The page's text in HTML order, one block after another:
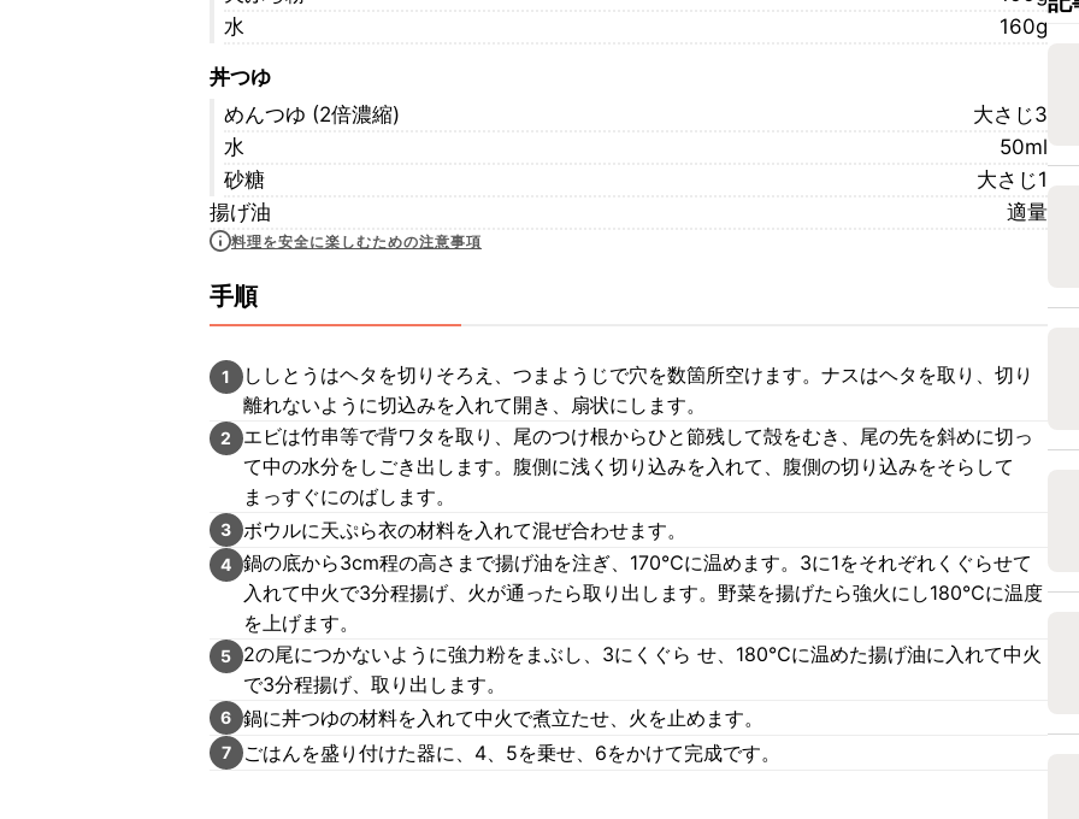
水
160g
丼つゆ
めんつゆ (2倍濃縮)
大さじ3
水
50ml
砂糖
大さじ1
揚げ油
適量
料理を安全に楽しむための注意事項
手順
1
ししとうはヘタを切りそろえ、つまようじで穴を数箇所空けます。ナスはヘタを取り、切り
離れないように切込みを入れて開き、扇状にします。
2
エビは竹串等で背ワタを取り、尾のつけ根からひと節残して殻をむき、尾の先を斜めに切っ
て中の水分をしごき出します。腹側に浅く切り込みを入れて、腹側の切り込みをそらして
まっすぐにのばします。
3 ボウルに天ぷら衣の材料を入れて混ぜ合わせます。
4 鍋の底から3cm程の高さまで揚げ油を注ぎ、170℃に温めます。3に1をそれぞれくぐらせて
入れて中火で3分程揚げ、火が通ったら取り出します。野菜を揚げたら強火にし180℃に温度
を上げます。
5
2の尾につかないように強力粉をまぶし、3にくぐら せ、180℃に温めた揚げ油に入れて中火
で3分程揚げ、取り出します。
6 鍋に丼つゆの材料を入れて中火で煮立たせ、火を止めます。
7 ごはんを盛り付けた器に、4、5を乗せ、6をかけて完成です。